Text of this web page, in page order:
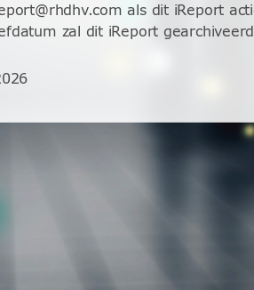
als dit iReport
zal dit iReport